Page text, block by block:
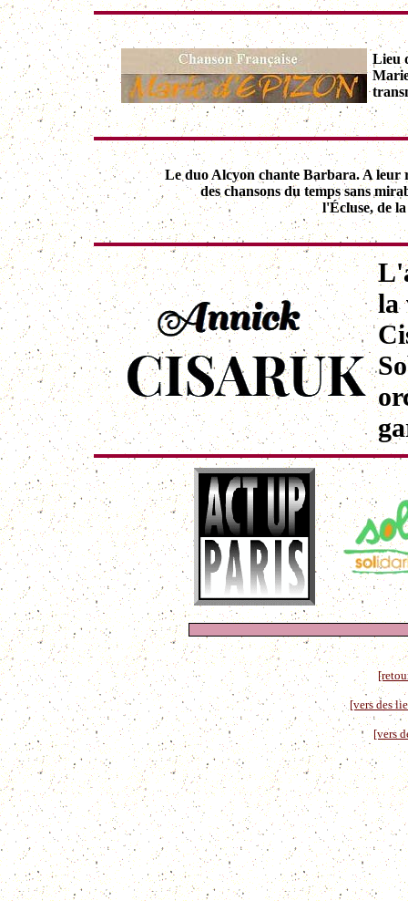
Lieu
Le duo Alcyon chante Barbara. A leur
des chansons du temps sans
l'Écluse, de
la
[vers des
[vers